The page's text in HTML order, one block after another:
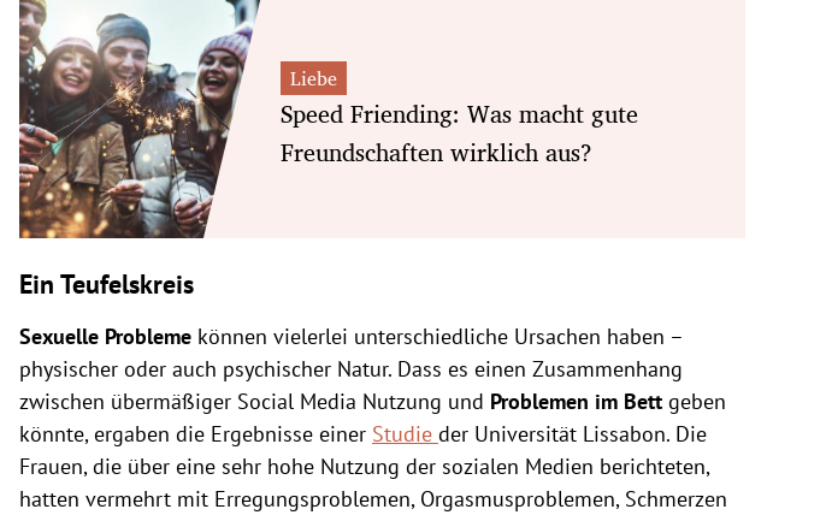
Liebe
Speed Friending: Was macht gute
Freundschaften wirklich aus?
Ein Teufelskreis
Sexuelle Probleme können vielerlei unterschiedliche Ursachen haben –
physischer oder auch psychischer Natur. Dass es einen Zusammenhang
zwischen übermäßiger Social Media Nutzung und Problemen im Bett geben
könnte, ergaben die Ergebnisse einer Studie der Universität Lissabon. Die
Frauen, die über eine sehr hohe Nutzung der sozialen Medien berichteten,
hatten vermehrt mit Erregungsproblemen, Orgasmusproblemen, Schmerzen